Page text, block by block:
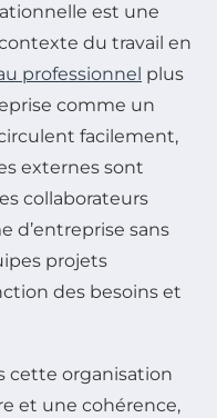
est une
du travail en
professionnel plus
comme un
facilement,
externes sont
collaborateurs
d’entreprise sans
projets
des besoins et
cette organisation
et une cohérence,